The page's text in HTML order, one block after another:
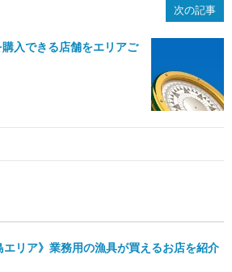
次の記事
入できる店舗をエリアご
エリア》業務用の漁具が買えるお店を紹介